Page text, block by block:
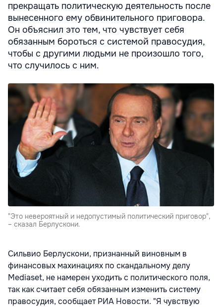
прекращать политическую деятельность после
вынесенного ему обвинительного приговора.
Он объяснил это тем, что чувствует себя
обязанным бороться с системой правосудия,
чтобы с другими людьми не произошло того,
что случилось с ним.
"Это невероятный и недопустимый политический приговор",
– сказал Берлускони.
Сильвио Берлускони, признанный виновным в
финансовых махинациях по скандальному делу
Mediaset, не намерен уходить с политического поля,
так как считает себя обязанным изменить систему
правосудия, сообщает РИА Новости. "Я чувствую